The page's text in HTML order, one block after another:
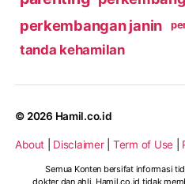
perkembangan janin
tanda kehamilan
© 2026 Hamil.co.id
About Disclaimer| Term of Use
Semua Konten bersifat informasi